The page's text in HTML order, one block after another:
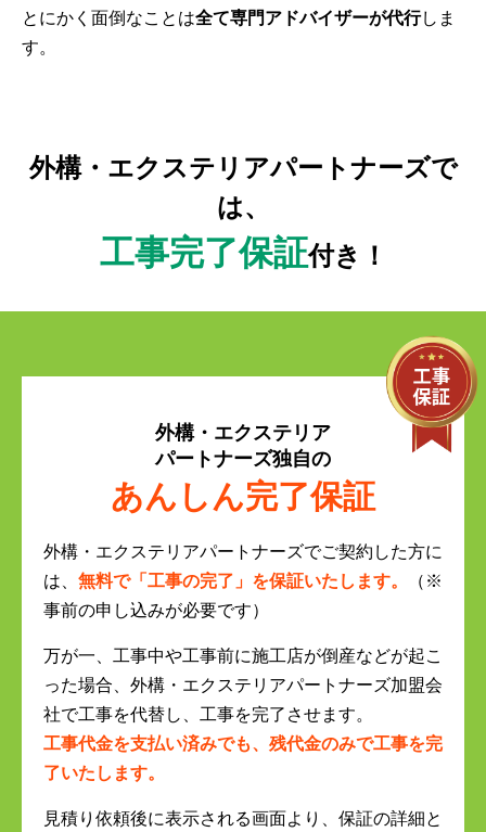
とにかく面倒なことは全て専門アドバイザーが代行しま
す。
外構・エクステリアパートナーズで
は、
工事完了保証付き！
外構・エクステリア
パートナーズ独自の
あんしん完了保証
外構・エクステリアパートナーズでご契約した方に
は、 無料で「工事の完了」を保証いたします。
（※
事前の申し込みが必要です）
万が一、工事中や工事前に施工店が倒産などが起こ
った場合、外構・エクステリアパートナーズ加盟会
社で工事を代替し、工事を完了させます。
工事代金を支払い済みでも、残代金のみで工事を完
了いたします。
見積り依頼後に表示される画面より、保証の詳細と